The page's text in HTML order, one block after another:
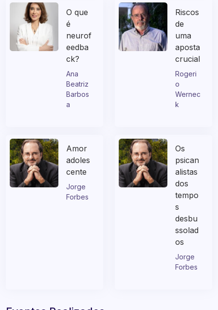
O que
é
neurof
eedba
ck?
Ana
Beatriz
Barbos
Riscos
de
uma
aposta
crucial
Rogeri
o
Wernec
Amor
adoles
cente
Jorge
Os
psican
alistas
dos
tempo
s
desbu
ssolad
os
Jorge